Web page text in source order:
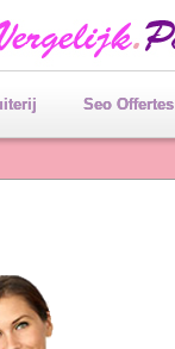
Seo Offertes